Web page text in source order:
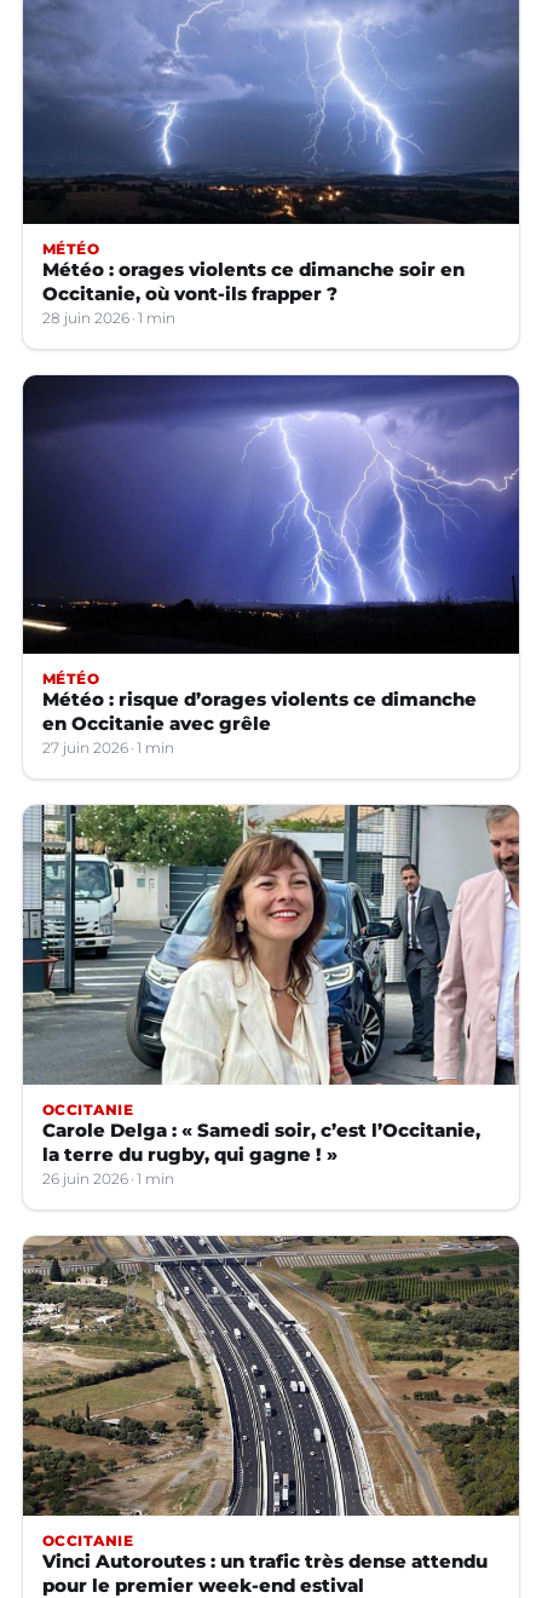
MÉTÉO
Météo : orages violents ce dimanche soir en
Occitanie, où vont-ils frapper ?
28 juin 2026 1 min
MÉTÉO
Météo : risque d’orages violents ce dimanche
en Occitanie avec grêle
27 juin 2026 1 min
OCCITANIE
Carole Delga : « Samedi soir, c’est l’Occitanie,
la terre du rugby, qui gagne ! »
26 juin 2026 1 min
OCCITANIE
Vinci Autoroutes : un trafic très dense attendu
pour le premier week-end estival